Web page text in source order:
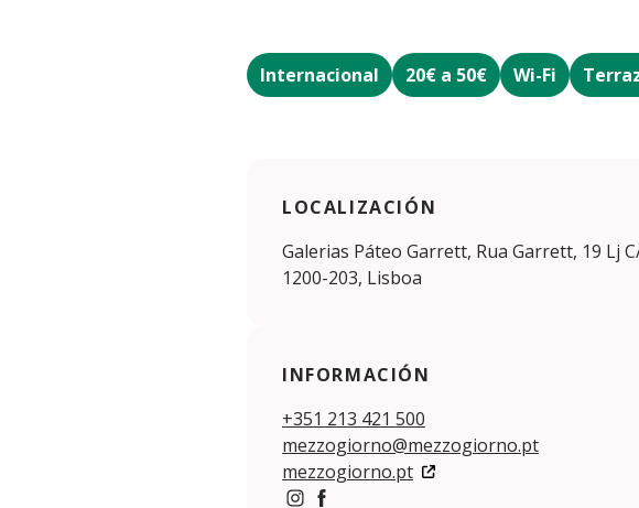
Internacional 20€ a 50€ Wi-Fi
LOCALIZACIÓN
Galerias Páteo Garrett, Rua Garrett, 19 Lj
1200-203, Lisboa
INFORMACIÓN
+351 213 421 500
mezzogiorno@mezzogiorno.pt
mezzogiorno.pt